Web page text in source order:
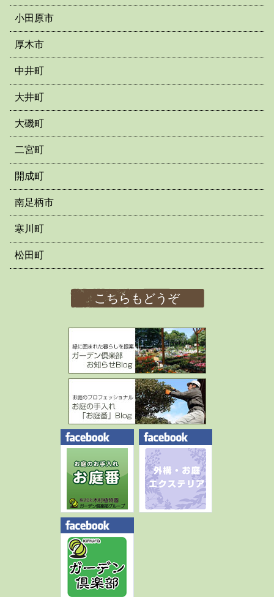
小田原市
厚木市
中井町
大井町
大磯町
二宮町
開成町
南足柄市
寒川町
松田町
こちらもどうぞ